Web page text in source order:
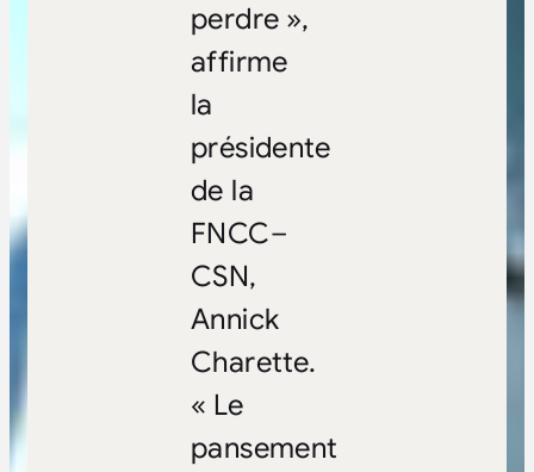
perdre »,
affirme
la
présidente
de la
FNCC–
CSN,
Annick
Charette.
« Le
pansement